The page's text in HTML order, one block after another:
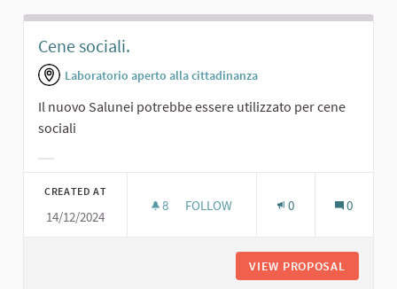
Cene sociali.
Laboratorio aperto alla cittadinanza
Il nuovo Salunei potrebbe essere utilizzato per cene
sociali
CREATED AT
14/12/2024
8 8 FOLLOWERS
FOLLOW 0 0
VIEW PROPOSAL